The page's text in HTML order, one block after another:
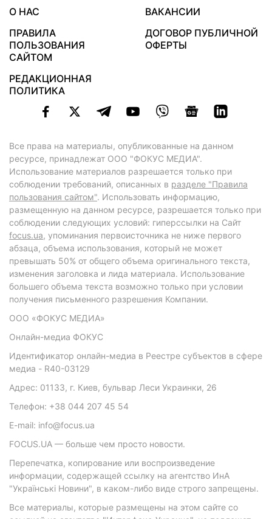
О НАС
ВАКАНСИИ
ПРАВИЛА
ПОЛЬЗОВАНИЯ
САЙТОМ
ДОГОВОР ПУБЛИЧНОЙ
ОФЕРТЫ
РЕДАКЦИОННАЯ
ПОЛИТИКА
Все права на материалы, опубликованные на данном
ресурсе, принадлежат ООО "ФОКУС МЕДИА".
Использование материалов разрешается только при
соблюдении требований, описанных в разделе "Правила
пользования сайтом". Использовать информацию,
размещенную на данном ресурсе, разрешается только при
соблюдении следующих условий: гиперссылки на Сайт
focus.ua, упоминания первоисточника не ниже первого
абзаца, объема использования, который не может
превышать 50% от общего объема оригинального текста,
изменения заголовка и лида материала. Использование
большего объема текста возможно только при условии
получения письменного разрешения Компании.
ООО «ФОКУС МЕДИА»
Онлайн-медиа ФОКУС
Идентификатор онлайн-медиа в Реестре субъектов в сфере
медиа - R40-03129
Адрес: 01133, г. Киев, бульвар Леси Украинки, 26
Телефон: +38 044 207 45 54
E-mail: info@focus.ua
FOCUS.UA — больше чем просто новости.
Перепечатка, копирование или воспроизведение
информации, содержащей ссылку на агентство ИнА
"Українські Новини", в каком-либо виде строго запрещены.
Все материалы, которые размещены на этом сайте со